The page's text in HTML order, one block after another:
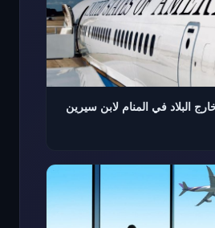
البلاد في المنام لابن سيرين